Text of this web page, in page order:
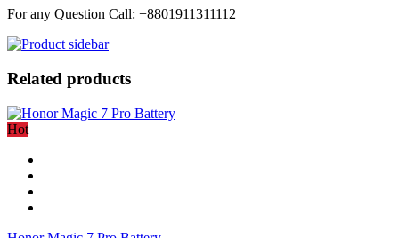
For any Question Call: +8801911311112
Related products
Hot